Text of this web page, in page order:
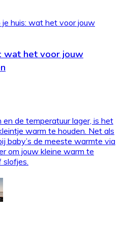
wat het voor jouw
de temperatuur lager, is het
warm te houden. Net als
baby’s de meeste warmte via
om jouw kleine warm te